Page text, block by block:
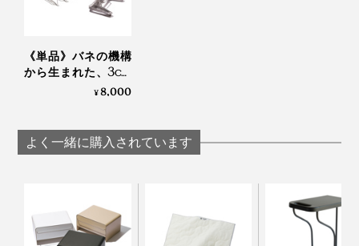
《単品》バネの機構
から生まれた、3cm
に縮む「水切りラッ
¥8,000
よく一緒に購入されています